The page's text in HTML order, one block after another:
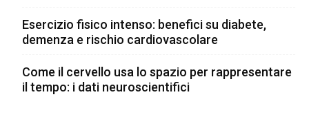
Esercizio fisico intenso: benefici su diabete,
demenza e rischio cardiovascolare
Come il cervello usa lo spazio per rappresentare
il tempo: i dati neuroscientifici